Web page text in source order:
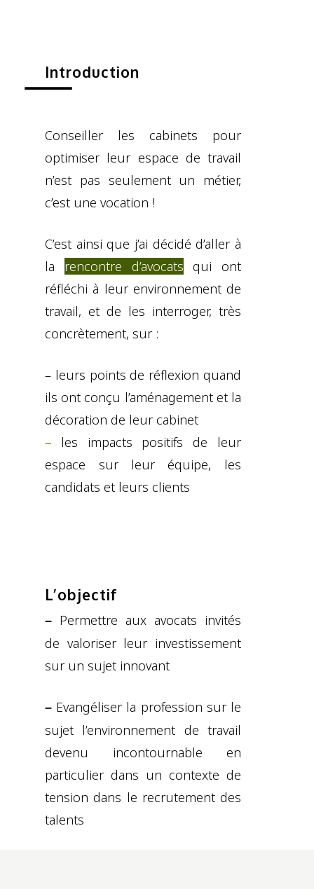
Introduction
Conseiller les cabinets pour
optimiser leur espace de travail
n’est pas seulement un métier,
c’est une vocation !
C’est ainsi que j’ai décidé d’aller à
la rencontre d’avocats qui ont
réfléchi à leur environnement de
travail, et de les interroger, très
concrètement, sur :
– leurs points de réflexion quand
ils ont conçu l’aménagement et la
décoration de leur cabinet
– les impacts positifs de leur
espace sur leur équipe, les
candidats et leurs clients
L’objectif
– Permettre aux avocats invités
de valoriser leur investissement
sur un sujet innovant
– Evangéliser la profession sur le
sujet l’environnement de travail
devenu incontournable en
particulier dans un contexte de
tension dans le recrutement des
talents